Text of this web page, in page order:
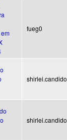
fueg0
shirlei.candido
shirlei.candido